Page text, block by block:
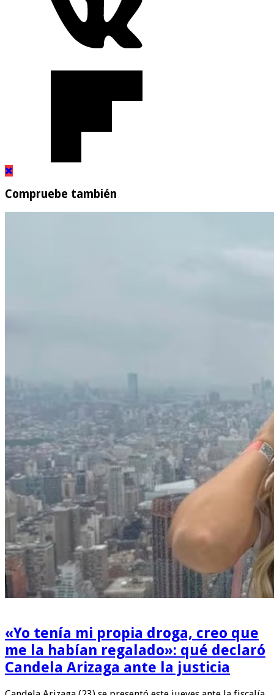
Compruebe también
«Yo tenía mi propia droga, creo que
me la habían regalado»: qué declaró
Candela Arizaga ante la justicia